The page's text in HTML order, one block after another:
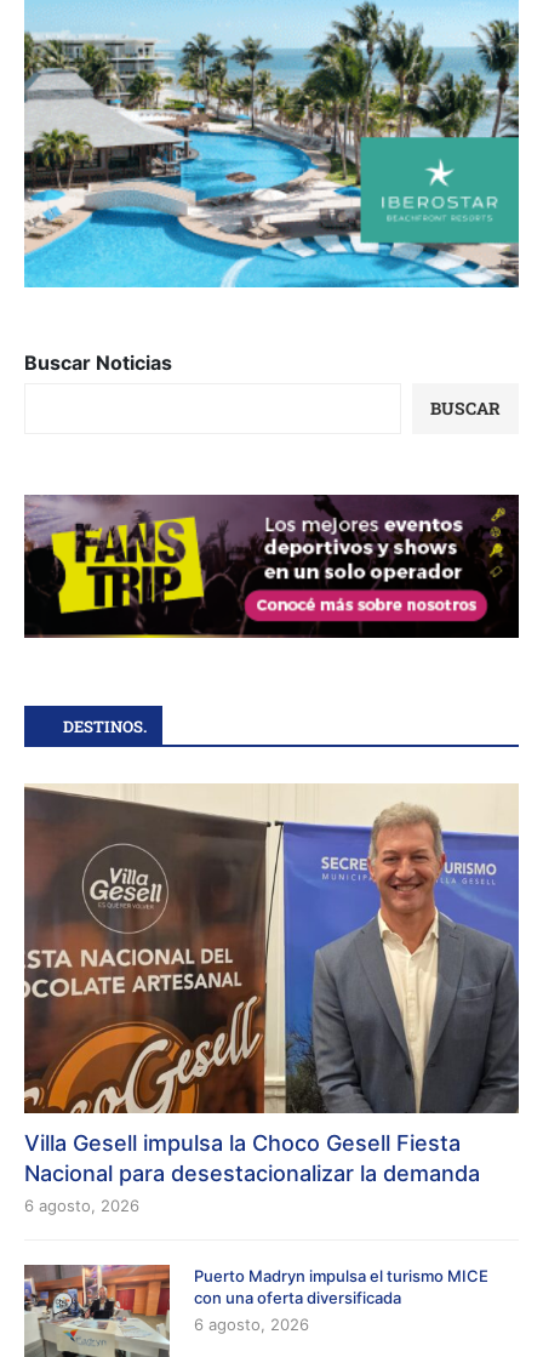
Buscar Noticias
BUSCAR
DESTINOS.
Villa Gesell impulsa la Choco Gesell Fiesta
Nacional para desestacionalizar la demanda
6 agosto, 2026
Puerto Madryn impulsa el turismo MICE
con una oferta diversificada
6 agosto, 2026